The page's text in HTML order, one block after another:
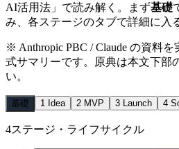
AI活用法」で読み解く。まず基礎
み、各ステージのタブで詳細に入
※ Anthropic PBC / Claude の資料を
式サマリーです。原典は本文下部
い。
基礎 1 Idea 2 MVP 3 Launch 4
4ステージ・ライフサイクル